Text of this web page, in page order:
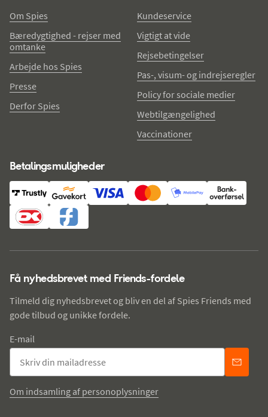
Om Spies
Bæredygtighed - rejser med
omtanke
Arbejde hos Spies
Presse
Derfor Spies
Kundeservice
Vigtigt at vide
Rejsebetingelser
Pas-, visum- og indrejseregler
Policy for sociale medier
Webtilgængelighed
Vaccinationer
Betalingsmuligheder
Få nyhedsbrevet med Friends-fordele
Tilmeld dig nyhedsbrevet og bliv en del af Spies Friends med
gode tilbud og unikke fordele.
E-mail
Om indsamling af personoplysninger